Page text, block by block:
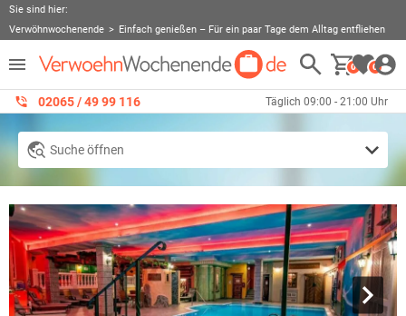
Sie sind hier:
Verwöhnwochenende
Einfach genießen – Für ein paar Tage dem Alltag entfliehen
0 0
02065 / 49 ‌99 116 Täglich 09:00 - 21:00 Uhr
Suche öffnen